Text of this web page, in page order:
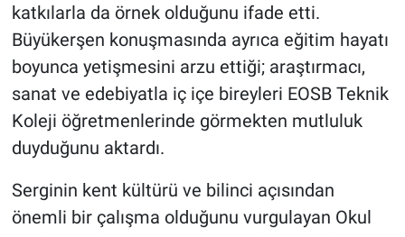
katkılarla da örnek olduğunu ifade etti.
Büyükerşen konuşmasında ayrıca eğitim hayatı
boyunca yetişmesini arzu ettiği; araştırmacı,
sanat ve edebiyatla iç içe bireyleri EOSB Teknik
Koleji öğretmenlerinde görmekten mutluluk
duyduğunu aktardı.
Serginin kent kültürü ve bilinci açısından
önemli bir çalışma olduğunu vurgulayan Okul